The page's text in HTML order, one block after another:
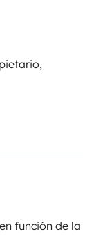
función de la